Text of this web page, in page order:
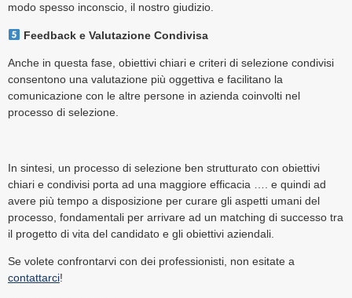
modo spesso inconscio, il nostro giudizio.
Feedback e Valutazione Condivisa
Anche in questa fase, obiettivi chiari e criteri di selezione condivisi
consentono una valutazione più oggettiva e facilitano la
comunicazione con le altre persone in azienda coinvolti nel
processo di selezione.
In sintesi, un processo di selezione ben strutturato con obiettivi
chiari e condivisi porta ad una maggiore efficacia …. e quindi ad
avere più tempo a disposizione per curare gli aspetti umani del
processo, fondamentali per arrivare ad un matching di successo tra
il progetto di vita del candidato e gli obiettivi aziendali.
Se volete confrontarvi con dei professionisti, non esitate a
contattarci!